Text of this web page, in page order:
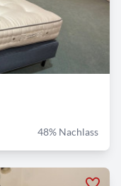
48% Nachlass